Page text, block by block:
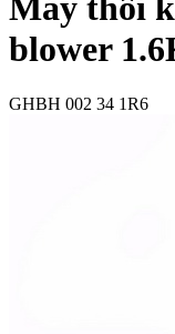
Máy thổi
blower
GHBH 002 34 1R6